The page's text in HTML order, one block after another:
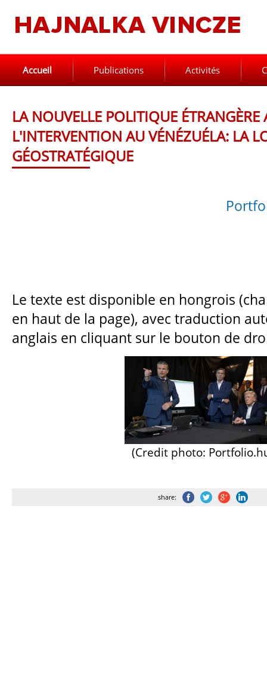
Accueil Publications Activités
LA NOUVELLE POLITIQUE ÉTRANGÈRE
L'INTERVENTION AU VÉNÉZUÉLA: LA
GÉOSTRATÉGIQUE
Le texte est disponible en hongrois
en haut de la page), avec traduction
anglais en cliquant sur le bouton de
(Credit photo:
share: